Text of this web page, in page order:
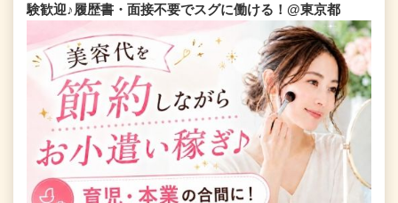
験歓迎♪履歴書・面接不要でスグに働ける！@東京都